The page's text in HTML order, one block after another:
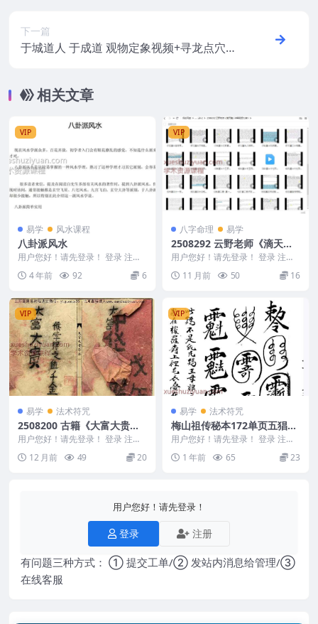
下一篇
于城道人 于成道 观物定象视频+寻龙点穴录
相关文章
VIP
易学 风水课程
八卦派风水
用户您好！请先登录！ 登录 注册
4 年前 92 6
VIP
八字命理 易学
2508292 云野老师《滴天
髓》讲解视频50集Y
用户您好！请先登录！ 登录 注册
云野老师《滴天髓》讲解视频50集
Y 25082...
11 月前 50 16
VIP
易学 法术符咒
2508200 古籍《大富大贵符
法》PDF文档52双面约104页
Y
用户您好！请先登录！ 登录 注册
古籍《大富大贵符法》PDF文档52
双面约104...
12 月前 49 20
VIP
易学 法术符咒
梅山祖传秘本172单页五猖兵
马神.pdf
用户您好！请先登录！ 登录 注册
梅山祖传秘本172单页五猖兵马神.
pdf 25...
1 年前 65 23
用户您好！请先登录！
登录 注册
有问题三种方式： ① 提交工单/② 发站内消息给管理/③
在线客服